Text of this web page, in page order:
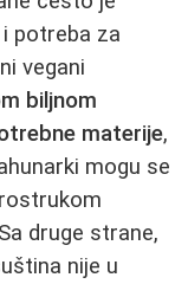
potreba za
vegani
biljnom
materije,
mogu se
druge strane,
nije u